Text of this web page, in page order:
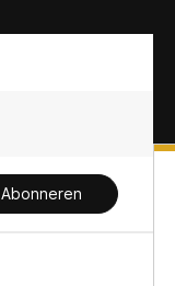
Abonneren